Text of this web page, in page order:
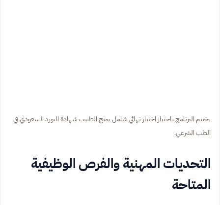
يختتم البرنامج باجتياز اختبار نهائي شامل يمنح الطبيب شهادة البورد السعودي في
الطب الشرعي.
التحديات المهنية والفرص الوظيفية
المتاحة